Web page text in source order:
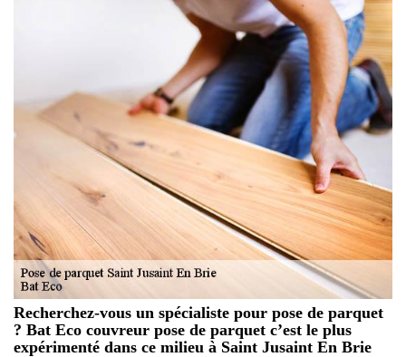
Recherchez-vous un spécialiste pour pose de parquet
? Bat Eco couvreur pose de parquet c’est le plus
expérimenté dans ce milieu à Saint Jusaint En Brie